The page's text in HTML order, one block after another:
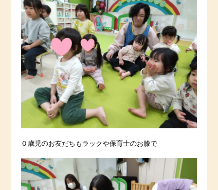
０歳児のお友だちもラックや保育士のお膝で